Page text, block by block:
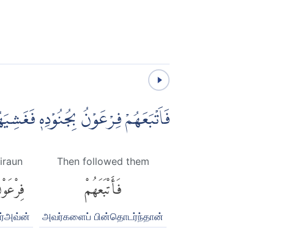
فَاَتْبَعَهُمْ فِرْعَوْنُ بِجُنُوْدِهٖ
Then followed them
فَأَتْبَعَهُمْ
அவர்களைப் பின்தொடர்ந்தான்